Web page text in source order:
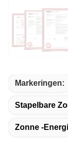
Markeringen:
Stapelbare
Zonne -